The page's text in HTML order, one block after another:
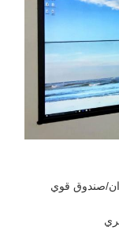
صندوق قوي